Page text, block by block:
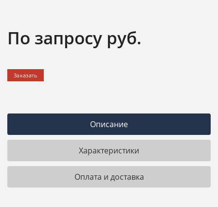
По запросу руб.
Заказать
Описание
Характеристики
Оплата и доставка